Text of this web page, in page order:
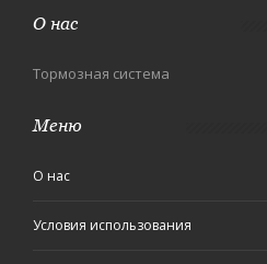
О нас
Тормозная система
Меню
О нас
Условия использования